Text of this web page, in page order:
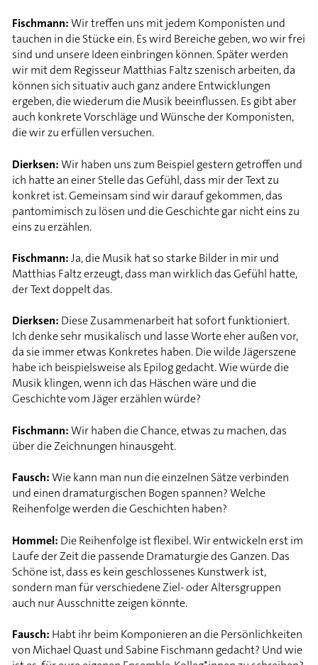
Fischmann:Wir treffen uns mit jedem Komponisten und
tauchen in die Stücke ein. Es wird Bereiche geben, wo wir frei
sind und unsere Ideen einbringen können. Später werden
wir mit dem Regisseur Matthias Faltz szenisch arbeiten, da
können sich situativ auch ganz andere Entwicklungen
ergeben, die wiederum die Musik beeinflussen. Es gibt aber
auch konkrete Vorschläge und Wünsche der Komponisten,
die wir zu erfüllen versuchen.
Dierksen:Wir haben uns zum Beispiel gestern getroffen und
ich hatte an einer Stelle das Gefühl, dass mir der Text zu
konkret ist. Gemeinsam sind wir darauf gekommen, das
pantomimisch zu lösen und die Geschichte gar nicht eins zu
eins zu erzählen.
Fischmann:Ja, die Musik hat so starke Bilder in mir und
Matthias Faltz erzeugt, dass man wirklich das Gefühl hatte,
der Text doppelt das.
Dierksen: Diese Zusammenarbeit hat sofort funktioniert.
Ich denke sehr musikalisch und lasse Worte eher außen vor,
da sie immer etwas Konkretes haben. Die wilde Jägerszene
habe ich beispielsweise als Epilog gedacht. Wie würde die
Musik klingen, wenn ich das Häschen wäre und die
Geschichte vom Jäger erzählen würde?
Fischmann:Wir haben die Chance, etwas zu machen, das
über die Zeichnungen hinausgeht.
Fausch:Wie kann man nun die einzelnen Sätze verbinden
und einen dramaturgischen Bogen spannen? Welche
Reihenfolge werden die Geschichten haben?
Hommel: Die Reihenfolge ist flexibel. Wir entwickeln erst im
Laufe der Zeit die passende Dramaturgie des Ganzen. Das
Schöne ist, dass es kein geschlossenes Kunstwerk ist,
sondern man für verschiedene Ziel- oder Altersgruppen
auch nur Ausschnitte zeigen könnte.
Fausch: Habt ihr beim Komponieren an die Persönlichkeiten
von Michael Quast und Sabine Fischmann gedacht? Und wie